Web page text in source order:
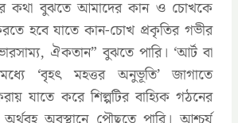
কথা বুঝতে আমাদের কান ও চোখকে
হবে যাতে কান-চোখ প্রকৃতির গভীর
ঐকতান” বুঝতে পারি। ‘আর্ট বা
‘বৃহৎ মহত্তর অনুভূতি’ জাগাতে
যাতে করে শিল্পটির বাহ্যিক গঠনের